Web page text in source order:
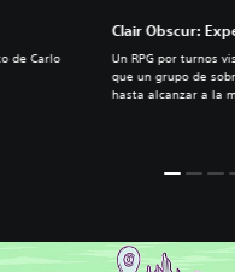
Clair Obscur:
Un RPG por turnos
que un grupo de
hasta alcanzar a la
de Carlo